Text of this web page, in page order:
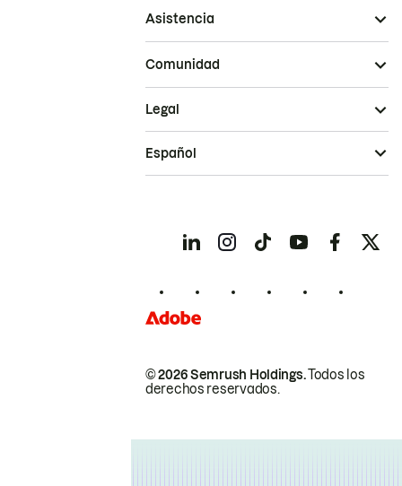
Asistencia
Comunidad
© 2026 Semrush Holdings.Todos los
derechos reservados.
Legal
Español